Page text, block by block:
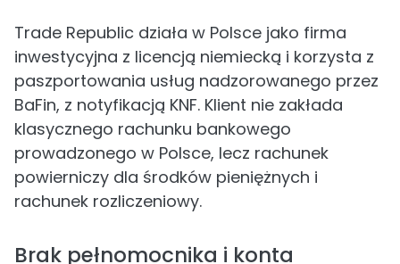
Trade Republic działa w Polsce jako firma
inwestycyjna z licencją niemiecką i korzysta z
paszportowania usług nadzorowanego przez
BaFin, z notyfikacją KNF. Klient nie zakłada
klasycznego rachunku bankowego
prowadzonego w Polsce, lecz rachunek
powierniczy dla środków pieniężnych i
rachunek rozliczeniowy.
Brak pełnomocnika i konta